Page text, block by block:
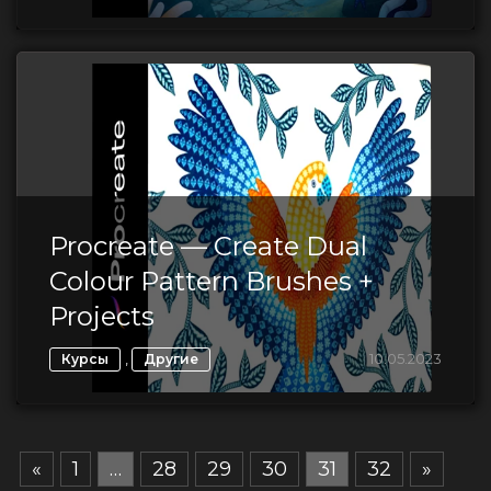
Procreate — Create Dual
Colour Pattern Brushes +
Projects
Курсы , Другие 10.05.2023
« 1 … 28 29 30 31 32 »